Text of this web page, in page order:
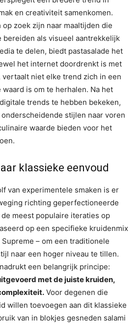
en creativiteit samenkomen.
op zoek zijn naar maaltijden die
bereiden als visueel aantrekkelijk
te delen, biedt pastasalade het
het internet doordrenkt is met
niet elke trend zich in een
is om te herhalen. Na het
trends te hebben bekeken,
stijlen naar voren
waarde bieden voor het
klassieke eenvoud
van experimentele smaken is er
richting geperfectioneerde
meest populaire iteraties op
op een specifieke kruidenmix
Supreme – om een ​​traditionele
naar een hoger niveau te tillen.
een belangrijk principe:
met de juiste kruiden,
Voor degenen die
willen toevoegen aan dit klassieke
van in blokjes gesneden salami